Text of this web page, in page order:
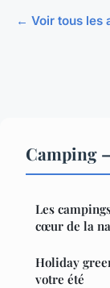
← Voir tous les
Camping
Les
cœur de la
Holiday
votre été